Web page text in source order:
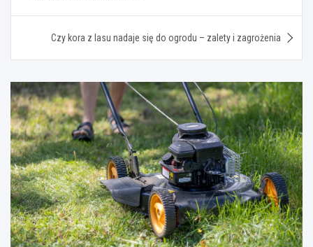
Czy kora z lasu nadaje się do ogrodu – zalety i zagrożenia